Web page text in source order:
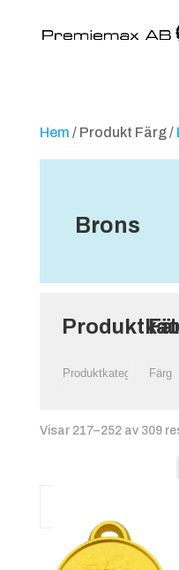
Hem / Produkt Färg /
Brons
Visar 217–252 av 309